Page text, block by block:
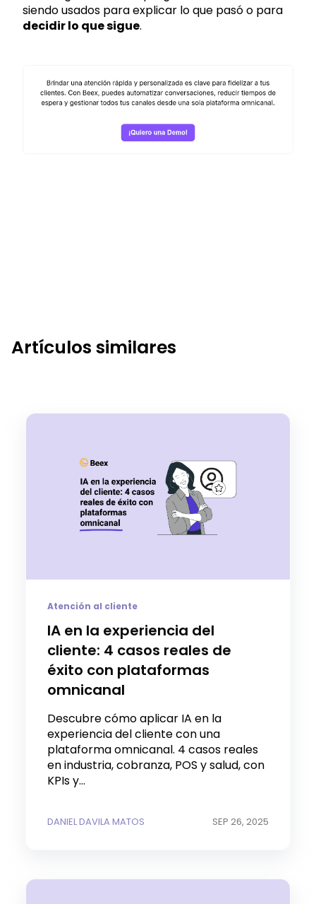
siendo usados para explicar lo que pasó o para
decidir lo que sigue.
Artículos similares
Atención al cliente
IA en la experiencia del
cliente: 4 casos reales de
éxito con plataformas
omnicanal
Descubre cómo aplicar IA en la
experiencia del cliente con una
plataforma omnicanal. 4 casos reales
en industria, cobranza, POS y salud, con
KPIs y...
DANIEL DAVILA MATOS SEP 26, 2025